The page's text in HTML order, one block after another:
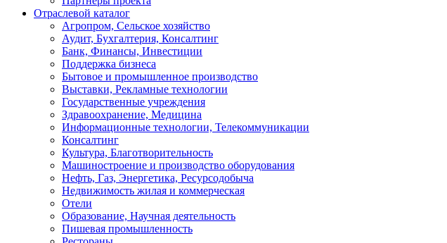
Отраслевой каталог
Агропром, Сельское хозяйство
Аудит, Бухгалтерия, Консалтинг
Банк, Финансы, Инвестиции
Поддержка бизнеса
Бытовое и промышленное производство
Выставки, Рекламные технологии
Государственные учреждения
Здравоохранение, Медицина
Информационные технологии, Телекоммуникации
Консалтинг
Культура, Благотворительность
Машиностроение и производство оборудования
Нефть, Газ, Энергетика, Ресурсодобыча
Недвижимость жилая и коммерческая
Отели
Образование, Научная деятельность
Пишевая промышленность